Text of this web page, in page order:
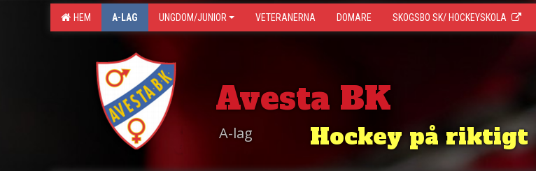
HEM A-LAG UNGDOM/JUNIOR VETERANERNA DOMARE SKOGSBO SK/ HOCKEYSKOLA
Avesta BK
Hockey på riktigt
A-lag